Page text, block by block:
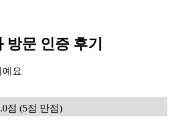
문 인증 후기
예요
점 (5점 만점)